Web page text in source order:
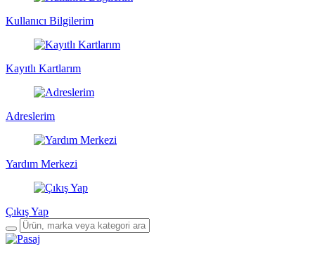
Kullanıcı Bilgilerim
Kayıtlı Kartlarım
Adreslerim
Yardım Merkezi
Çıkış Yap